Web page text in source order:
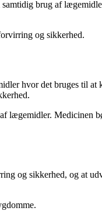
brug af
og sikkerhed.
hvor det bruges til at
lægemidler. Medicinen
og sikkerhed, og at